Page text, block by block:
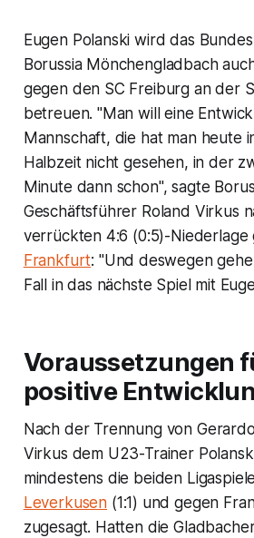
Eugen Polanski wird das
Borussia Mönchengladbach
gegen den SC Freiburg an der
betreuen. "Man will eine
Mannschaft, die hat man heute
Halbzeit nicht gesehen, in der
Minute dann schon", sagte
Geschäftsführer Roland Virkus
verrückten 4:6 (0:5)-Niederlage
Frankfurt: "Und deswegen
Fall in das nächste Spiel mit
Voraussetzungen
positive
Nach der Trennung von
Virkus dem U23-Trainer
mindestens die beiden
Leverkusen (1:1) und gegen
zugesagt. Hatten die